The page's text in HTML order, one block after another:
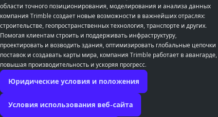
области точного позиционирования, моделирования и анализа данных
компания Trimble создает новые возможности в важнейших отраслях:
строительстве, геопространственных технология, транспорте и других.
Помогая клиентам строить и поддерживать инфраструктуру,
проектировать и возводить здания, оптимизировать глобальные цепочки
поставок и создавать карты мира, компания Trimble работает в авангарде,
повышая производительность и ускоряя прогресс.
Юридические условия и положения
Условия использования веб-сайта